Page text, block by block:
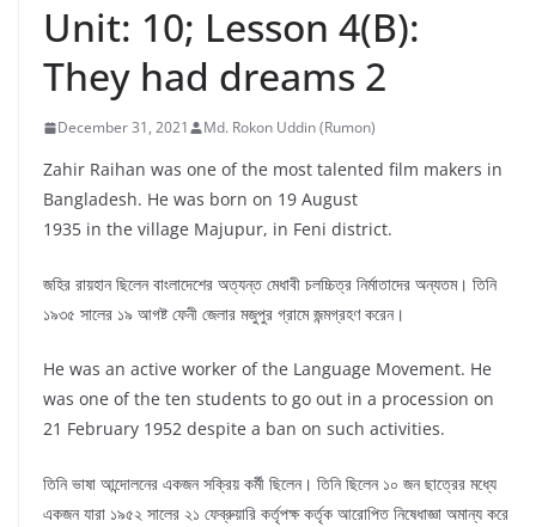
Unit: 10; Lesson 4(B):
They had dreams 2
December 31, 2021 Md. Rokon Uddin (Rumon)
Zahir Raihan was one of the most talented film makers in
Bangladesh. He was born on 19 August
1935 in the village Majupur, in Feni district.
জহির রায়হান ছিলেন বাংলাদেশের অত্যন্ত মেধাবী চলচ্চিত্র নির্মাতাদের অন্যতম। তিনি
১৯৩৫ সালের ১৯ আগষ্ট ফেনী জেলার মজুপুর গ্রামে জন্মগ্রহণ করেন।
He was an active worker of the Language Movement. He
was one of the ten students to go out in a procession on
21 February 1952 despite a ban on such activities.
তিনি ভাষা আন্দোলনের একজন সক্রিয় কর্মী ছিলেন। তিনি ছিলেন ১০ জন ছাত্রের মধ্যে
একজন যারা ১৯৫২ সালের ২১ ফেব্রুয়ারি কর্তৃপক্ষ কর্তৃক আরোপিত নিষেধাজ্ঞা অমান্য করে